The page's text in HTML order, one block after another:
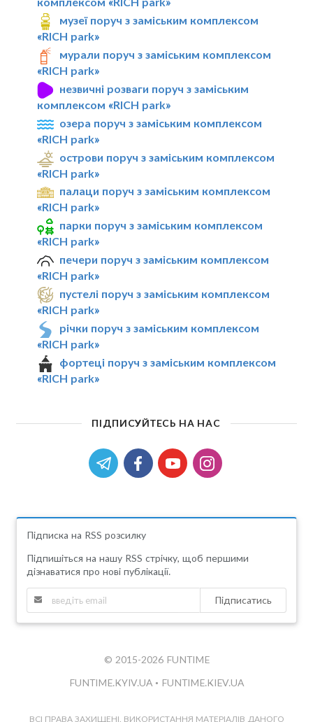
музеї поруч з заміським комплексом
«RICH park»
мурали поруч з заміським комплексом
«RICH park»
незвичні розваги поруч з заміським
комплексом «RICH park»
озера поруч з заміським комплексом
«RICH park»
острови поруч з заміським комплексом
«RICH park»
палаци поруч з заміським комплексом
«RICH park»
парки поруч з заміським комплексом
«RICH park»
печери поруч з заміським комплексом
«RICH park»
пустелі поруч з заміським комплексом
«RICH park»
річки поруч з заміським комплексом
«RICH park»
фортеці поруч з заміським комплексом
«RICH park»
ПІДПИСУЙТЕСЬ НА НАС
Підписка на RSS розсилку
Підпишіться на нашу RSS стрічку, щоб першими
дізнаватися про нові публікації.
Підписатись
© 2015-2026 FUNTIME
FUNTIME.KYIV.UA • FUNTIME.KIEV.UA
ВСІ ПРАВА ЗАХИЩЕНІ. ВИКОРИСТАННЯ МАТЕРІАЛІВ ДАНОГО